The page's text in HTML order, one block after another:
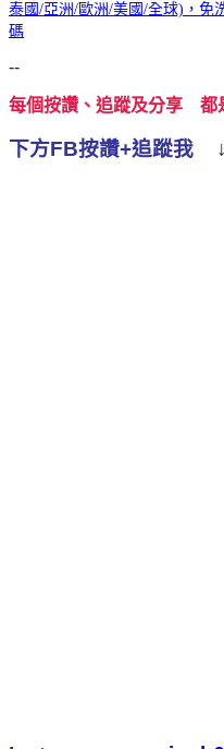
泰國/亞洲/歐洲/美國/全球)，免
碼
--
每個按讚、追蹤及分享
下方FB按讚+追蹤我